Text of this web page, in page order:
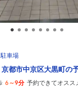
車場
都市中京区大黒町の
6～9分 予約できてオスス